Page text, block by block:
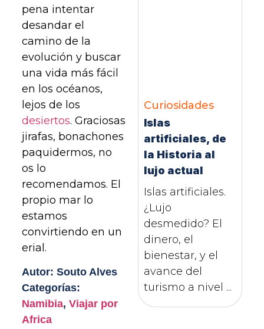
pena intentar
desandar el
camino de la
evolución y buscar
una vida más fácil
en los océanos,
lejos de los
desiertos. Graciosas
jirafas, bonachones
paquidermos, no
os lo
recomendamos. El
propio mar lo
estamos
convirtiendo en un
erial.
Autor: Souto Alves
Categorías:
Namibia,Viajar por
Africa
Curiosidades
Islas
artificiales, de
la Historia al
lujo actual
Islas artificiales.
¿Lujo
desmedido? El
dinero, el
bienestar, y el
avance del
turismo a nivel ...